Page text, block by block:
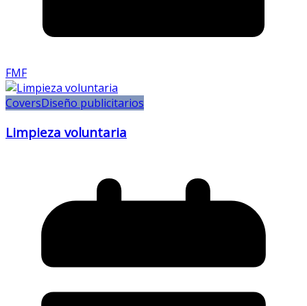
FMF
CoversDiseño publicitarios
Limpieza voluntaria